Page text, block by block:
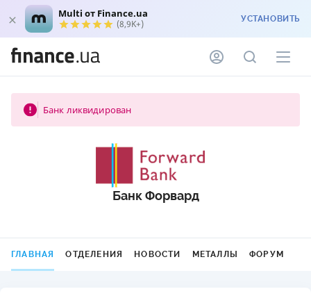
Multi от Finance.ua
(8,9K+) УСТАНОВИТЬ
Банк ликвидирован
Банк Форвард
ГЛАВНАЯ ОТДЕЛЕНИЯ НОВОСТИ МЕТАЛЛЫ ФОРУМ